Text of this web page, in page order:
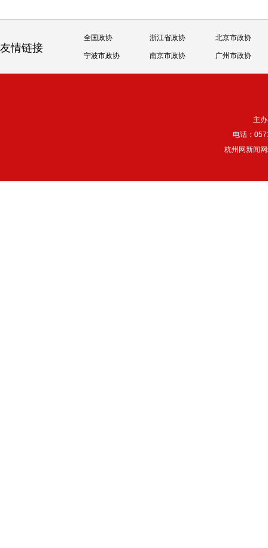
友情链接
全国政协 浙江省政协 北京市政协
宁波市政协 南京市政协 广州市政协
主
电话：
杭州网新闻